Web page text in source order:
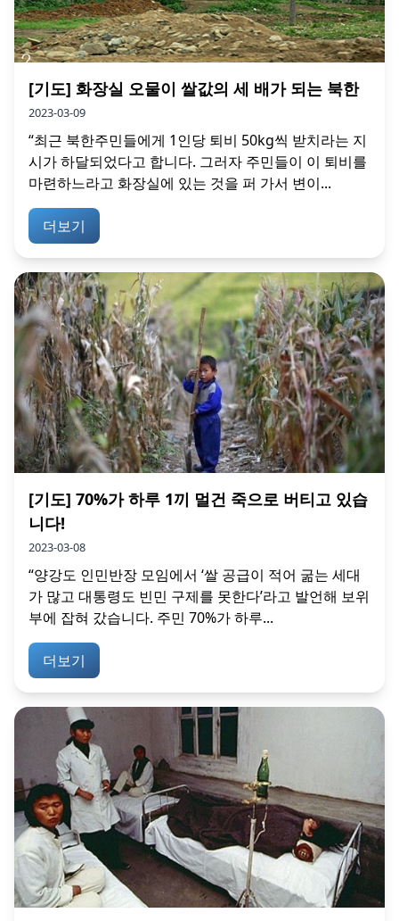
[기도] 화장실 오물이 쌀값의 세 배가 되는 북한
2023-03-09
“최근 북한주민들에게 1인당 퇴비 50kg씩 받치라는 지
시가 하달되었다고 합니다. 그러자 주민들이 이 퇴비를
마련하느라고 화장실에 있는 것을 퍼 가서 변이...
더보기
[기도] 70%가 하루 1끼 멀건 죽으로 버티고 있습
니다!
2023-03-08
“양강도 인민반장 모임에서 ‘쌀 공급이 적어 굶는 세대
가 많고 대통령도 빈민 구제를 못한다’라고 발언해 보위
부에 잡혀 갔습니다. 주민 70%가 하루...
더보기